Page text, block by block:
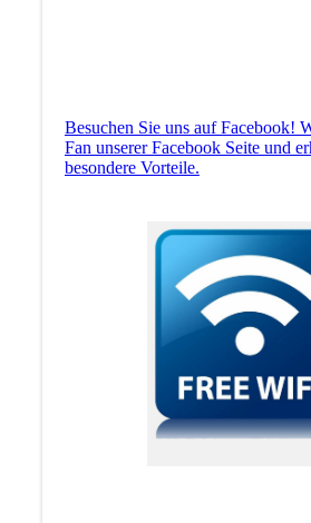
Besuchen Sie uns auf Facebook!
Fan unserer Facebook Seite und
besondere Vorteile.